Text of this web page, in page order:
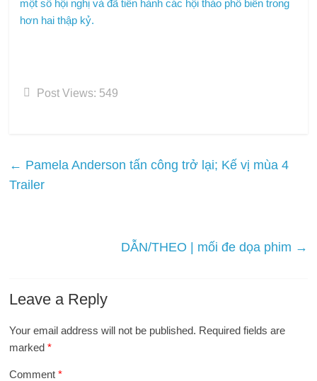
một số hội nghị và đã tiến hành các hội thảo phổ biến trong
hơn hai thập kỷ.
Post Views: 549
← Pamela Anderson tấn công trở lại; Kế vị mùa 4
Trailer
DẪN/THEO | mối đe dọa phim →
Leave a Reply
Your email address will not be published. Required fields are
marked*
Comment*